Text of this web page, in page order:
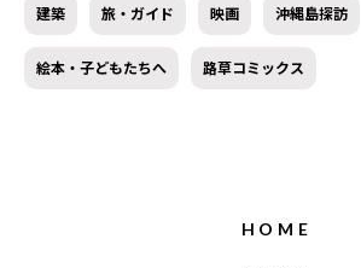
建築 旅・ガイド 映画 沖縄島探訪
絵本・子どもたちへ 路草コミックス
HOME